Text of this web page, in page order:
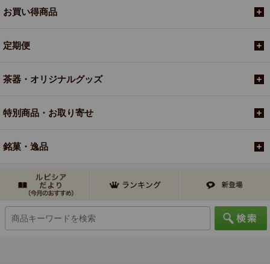
お買い得商品
定期便
茶器・オリジナルグッズ
特別商品・お取り寄せ
銘菓・逸品